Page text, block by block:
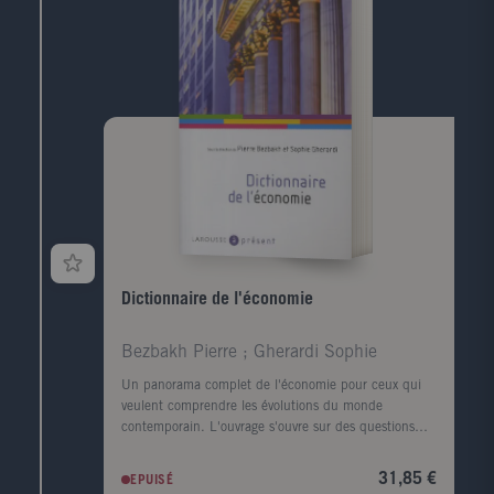
Dictionnaire de l'économie
Bezbakh Pierre ; Gherardi Sophie
Un panorama complet de l'économie pour ceux qui
veulent comprendre les évolutions du monde
contemporain. L'ouvrage s'ouvre sur des questions
pour l'économie ? Le chômage va-t-il baisser ? Quel
impact économique a le réchauffement climatique ? ?
EPUISÉ 31,85 €